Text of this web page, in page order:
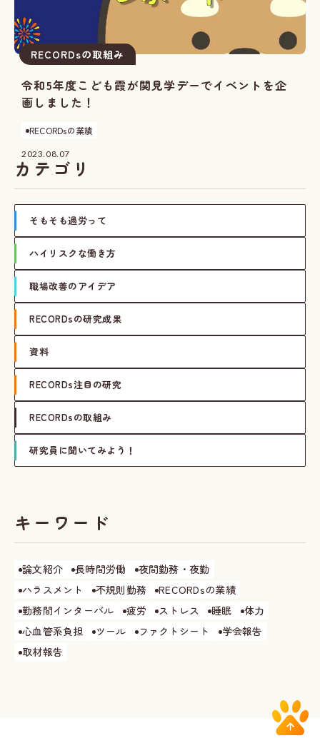
RECORDsの取組み
令和5年度こども霞が関見学デーでイベントを企
画しました！
RECORDsの業績
2023.08.07
カテゴリ
そもそも過労って
ハイリスクな働き方
職場改善のアイデア
RECORDsの研究成果
資料
RECORDs注目の研究
RECORDsの取組み
研究員に聞いてみよう！
キーワード
論文紹介 長時間労働
夜間勤務・夜勤
ハラスメント
不規則勤務
RECORDsの業績
勤務間インターバル
疲労 ストレス 睡眠
体力
心血管系負担
ツール ファクトシート
学会報告
取材報告